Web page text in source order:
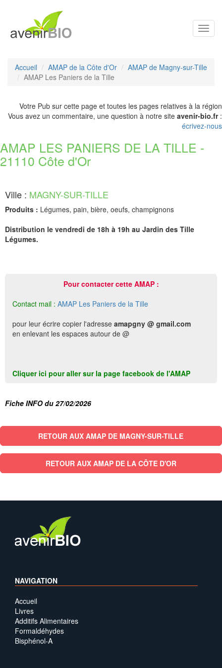
Accueil AMAP de la Côte d'Or
AMAP de Magny-sur-Tille
AMAP Les Paniers de la Tille
Votre Pub sur cette page et toutes les pages relatives à la région
Vous avez un commentaire, une question à notre site avenir-bio.fr:
écrivez-nous
AMAP LES PANIERS DE LA TILLE -
21110 Côte d'Or
Ville : MAGNY-SUR-TILLE
Produits : Légumes, pain, bière, oeufs, champignons
Distribution le vendredi de 18h à 19h au Jardin des Tille
Légumes.
Pour contacter cette AMAP :
Contact mail : AMAP Les Paniers de la Tille
pour leur écrire copier l'adresse amapgny @ gmail.com
en enlevant les espaces autour de @
Cliquer ici pour aller sur la page facebook de l'AMAP
Fiche INFO du 27/02/2026
RETOUR AUX AMAP DE MAGNY-SUR-TILLE
RETOUR AUX AMAP DE LA CÔTE D'OR
NAVIGATION
Accueil
Livres
Additifs Alimentaires
Formaldéhydes
Bisphénol-A